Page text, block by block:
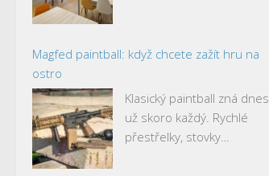
Magfed paintball: když chcete zažít hru na
ostro
Klasický paintball zná dnes
už skoro každý. Rychlé
přestřelky, stovky…